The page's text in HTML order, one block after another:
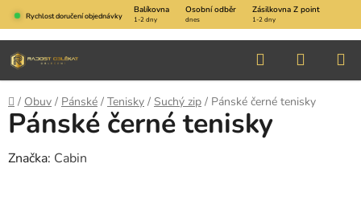
Přejít
na
obsah
Rychlost doručení objednávky
Balíkovna Osobní odběr Zásilkovna Z point
1-2 dny dnes 1-2 dny
Hledat
KOŠÍK
Domů
/ Obuv / Pánské / Tenisky / Suchý zip / Pánské černé tenisky
Pánské černé tenisky
Značka: Cabin